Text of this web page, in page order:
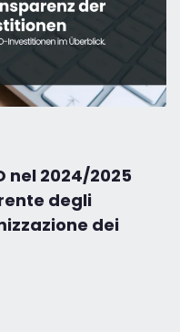
nel 2024/2025
degli
dei